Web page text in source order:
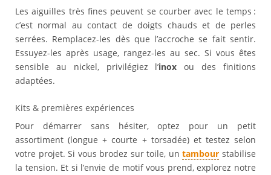
Les aiguilles très fines peuvent se courber avec le temps :
c’est normal au contact de doigts chauds et de perles
serrées. Remplacez-les dès que l’accroche se fait sentir.
Essuyez-les après usage, rangez-les au sec. Si vous êtes
sensible au nickel, privilégiez l’inox ou des finitions
adaptées.
Kits & premières expériences
Pour démarrer sans hésiter, optez pour un petit
assortiment (longue + courte + torsadée) et testez selon
votre projet. Si vous brodez sur toile, untambour stabilise
la tension. Et si l’envie de motif vous prend, explorez notre